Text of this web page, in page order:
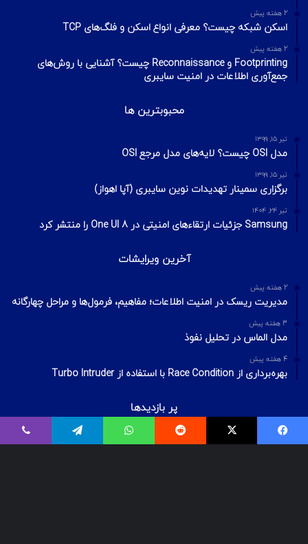
2 هفته پیش
اسکن شبکه چیست؟ معرفی انواع اسکن و فلگ‌های TCP
2 هفته پیش
Footprinting و Reconnaissance چیست؟ آشنایی با روش‌های
جمع‌آوری اطلاعات در امنیت سایبری
محبوبترین ها
تیر ۱۵, ۱۳۹۹
مدل OSI چیست؟ لایه‌های مدل مرجع OSI
تیر ۱۵, ۱۳۹۹
برگزاری سمینار تهدیدات نوین سایبری (آپا اهواز)
تیر ۲۴, ۱۴۰۴
Samsung جزئیات ارتقاءهای امنیتی در One UI 8 را منتشر کرد
آخرین ویرایشات
2 هفته پیش
مدیریت ریسک در امنیت اطلاعات؛ مفاهیم، فرمول‌ها و مراحل چهارگانه
3 هفته پیش
مدل الماس در تحلیل نفوذ
4 هفته پیش
بهره‌برداری از Race Condition با استفاده از Turbo Intruder
پر بازدیدها
اردیبهشت ۲۰, ۱۴۰۰